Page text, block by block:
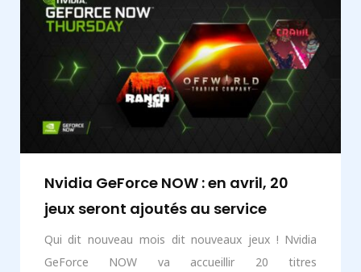
Nvidia GeForce NOW : en avril, 20
jeux seront ajoutés au service
Qui dit nouveau mois dit nouveaux jeux ! Nvidia
GeForce NOW va accueillir 20 titres